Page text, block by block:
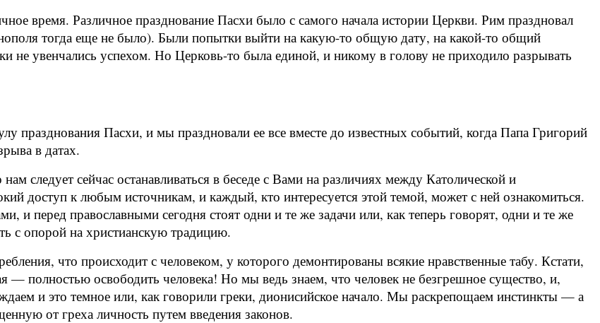
время. Различное празднование Пасхи было с самого начала истории Церкви. Рим праздновал
тогда еще не было). Были попытки выйти на какую-то общую дату, на какой-то общий
не увенчались успехом. Но Церковь-то была единой, и никому в голову не приходило разрывать
Пасхи, и мы праздновали ее все вместе до известных событий, когда Папа Григорий
в датах.
следует сейчас останавливаться в беседе с Вами на различиях между Католической и
доступ к любым источникам, и каждый, кто интересуется этой темой, может с ней ознакомиться.
и перед православными сегодня стоят одни и те же задачи или, как теперь говорят, одни и те же
с опорой на христианскую традицию.
что происходит с человеком, у которого демонтированы всякие нравственные табу. Кстати,
— полностью освободить человека! Но мы ведь знаем, что человек не безгрешное существо, и,
и это темное или, как говорили греки, дионисийское начало. Мы раскрепощаем инстинкты — а
от греха личность путем введения законов.